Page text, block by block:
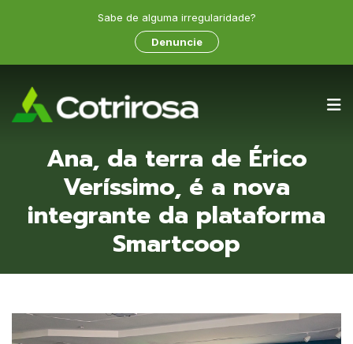
Sabe de alguma irregularidade?
Denuncie
Ana, da terra de Érico
Veríssimo, é a nova
integrante da plataforma
Smartcoop